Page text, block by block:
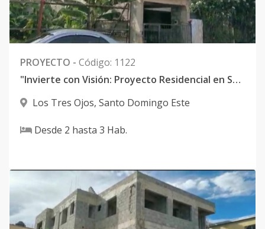
PROYECTO - Código: 1122
"Invierte con Visión: Proyecto Residencial en Santo Domingo Este, Cerca del Parque Los Tres Ojos y el Malecón, en oferta por US$325,000"
Los Tres Ojos, Santo Domingo Este
Desde 2 hasta 3 Hab.